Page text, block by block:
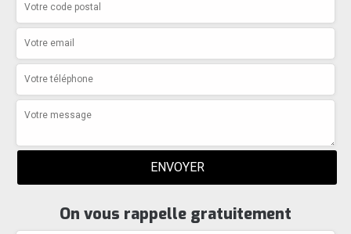
On vous rappelle gratuitement